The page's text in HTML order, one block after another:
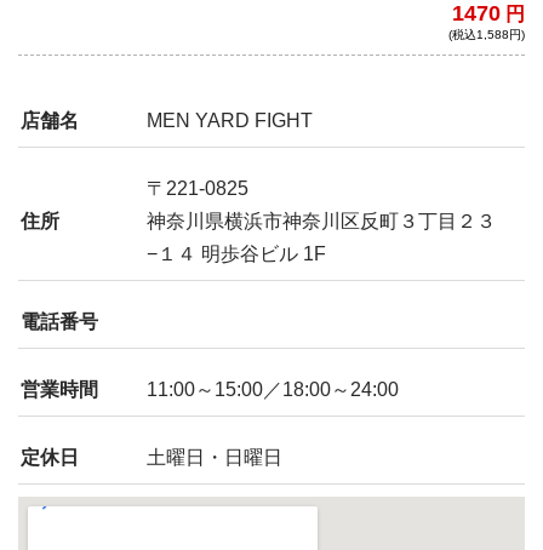
食べ応えが凝縮された魅惑の一杯がここ
1470 円
(税込1,588円)
店舗名 MEN YARD FIGHT
住所
〒221-0825
神奈川県横浜市神奈川区反町３丁目２３
−１４ 明歩谷ビル 1F
電話番号
営業時間 11:00～15:00／18:00～24:00
定休日 土曜日・日曜日